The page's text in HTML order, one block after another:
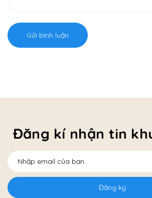
Gửi bình luận
Đăng kí nhận tin
Đăng ký